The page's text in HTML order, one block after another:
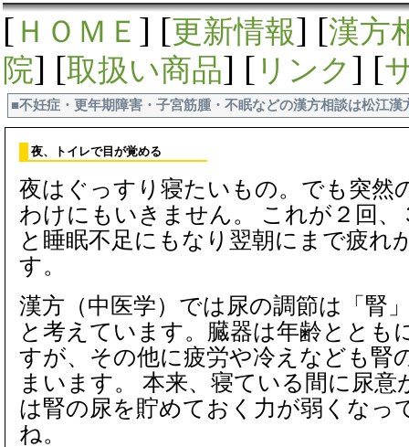
[ ＨＯＭＥ ] [更新情報] [漢方
院] [取扱い商品] [ リンク ] [
■不妊症・更年期障害・子宮筋腫・不眠などの漢方相談は松江漢
夜、トイレで目が覚める
夜はぐっすり寝たいもの。でも突然
わけにもいきません。 これが２回
と睡眠不足にもなり翌朝にまで疲れ
す。
漢方（中医学）では尿の調節は「腎
と考えています。臓器は年齢ととも
すが、その他に疲労や冷えなども腎
まいます。 本来、寝ている間に尿意
は腎の尿を貯めておく力が弱くなっ
ね。